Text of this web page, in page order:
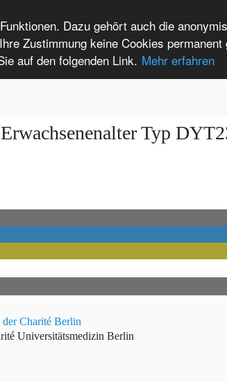
Dazu gehört auch die
Zustimmung keine Cookies
auf den folgenden Link. Mehr erfahren
seltenen
Anmelden Leichte Sprache
Typ
Charité Berlin
Universitätsmedizin Berlin